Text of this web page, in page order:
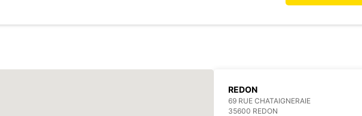
REDON
69 RUE CHATAIGNERAIE
35600 REDON